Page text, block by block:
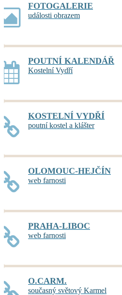
FOTOGALERIE
události obrazem
POUTNÍ KALENDÁŘ
Kostelní Vydří
KOSTELNÍ VYDŘÍ
poutní kostel a klášter
OLOMOUC-HEJČÍN
web farnosti
PRAHA-LIBOC
web farnosti
O.CARM.
současný světový Karmel